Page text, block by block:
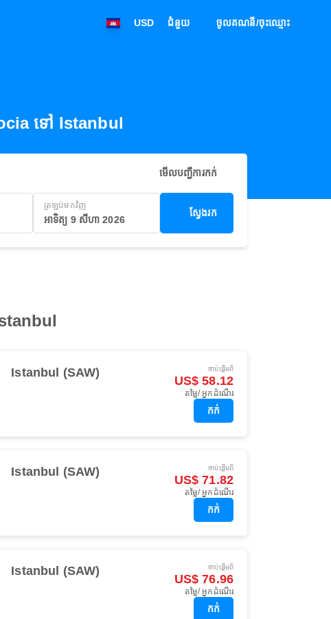
USD ជំនួយ ចូលគណនី/ចុះឈ្មោះ
ទៅ Istanbul
មើលបញ្ជីការកក់
ត្រឡប់មកវិញ
អាទិត្យ 9 សីហា 2026
ស្វែងរក
Istanbul (SAW) ចាប់ផ្ដើមពី
US$ 58.12
តម្លៃ/ អ្នកដំណើរ
កក់
Istanbul (SAW) ចាប់ផ្ដើមពី
US$ 71.82
តម្លៃ/ អ្នកដំណើរ
កក់
Istanbul (SAW) ចាប់ផ្ដើមពី
US$ 76.96
តម្លៃ/ អ្នកដំណើរ
កក់